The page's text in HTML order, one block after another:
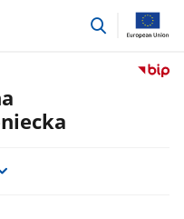
przejdź
Przejdź